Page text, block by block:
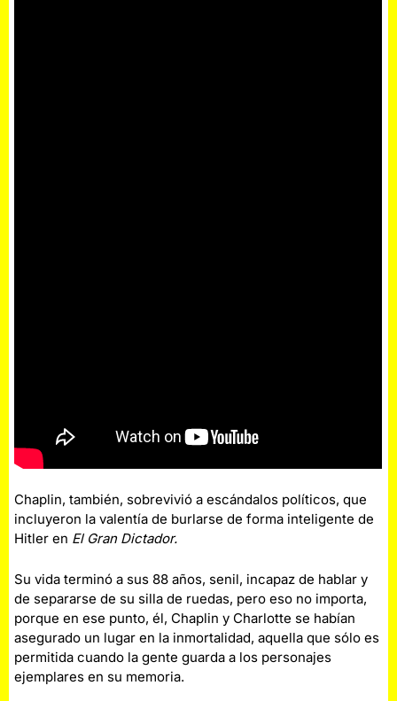
Chaplin, también, sobrevivió a escándalos políticos, que
incluyeron la valentía de burlarse de forma inteligente de
Hitler en El Gran Dictador.
Su vida terminó a sus 88 años, senil, incapaz de hablar y
de separarse de su silla de ruedas, pero eso no importa,
porque en ese punto, él, Chaplin y Charlotte se habían
asegurado un lugar en la inmortalidad, aquella que sólo es
permitida cuando la gente guarda a los personajes
ejemplares en su memoria.